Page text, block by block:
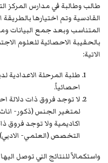
طالب وطالبة في مدارس المركز
القادسية وتم اختيارها
المتناسب وبعد جمع البيانات
الاتية:
طلبة المرحلة الاعدادية
احصائياً.
لا توجد فروق ذات دلالة
لمتغير الجنس (ذكور-
اكاديمية ولا توجد فروق
التخصص (العلمي-
واستكمالاً للنتائج التي توصل